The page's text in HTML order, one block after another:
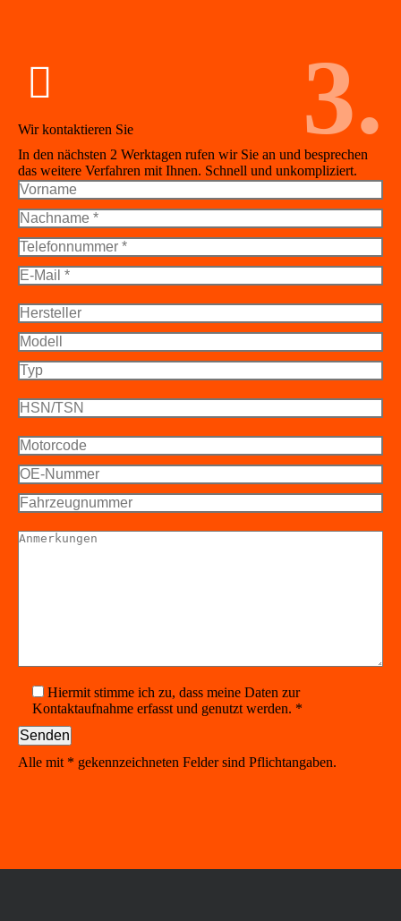
3.
Wir kontaktieren Sie
In den nächsten 2 Werktagen rufen wir Sie an und besprechen
das weitere Verfahren mit Ihnen. Schnell und unkompliziert.
Hiermit stimme ich zu, dass meine Daten zur
Kontaktaufnahme erfasst und genutzt werden. *
Alle mit * gekennzeichneten Felder sind Pflichtangaben.